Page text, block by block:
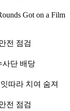
Got on a Film
전 점검
단 배당
따라 치여 숨져
전 점검